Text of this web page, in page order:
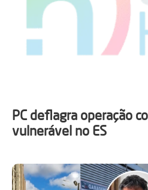
PC deflagra operação
vulnerável no ES